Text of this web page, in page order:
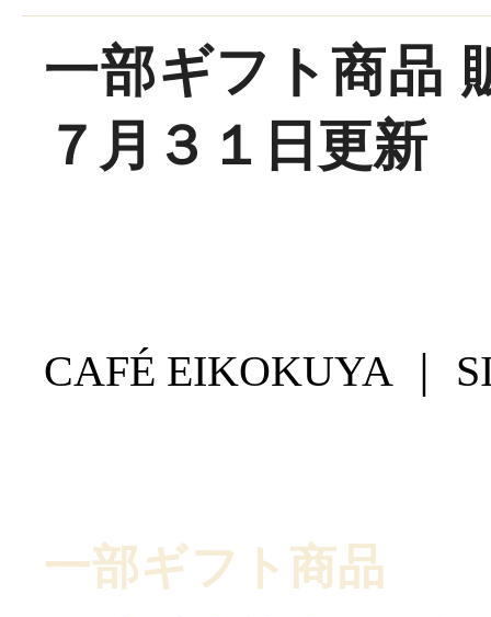
一部ギフト商品
７月３１日更新
CAFÉ EIKOKUYA ｜
一部ギフト商品